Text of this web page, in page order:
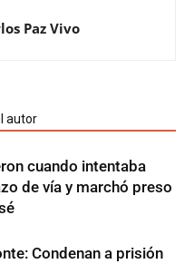
Paz Vivo
autor
cuando intentaba
de vía y marchó preso
Condenan a prisión